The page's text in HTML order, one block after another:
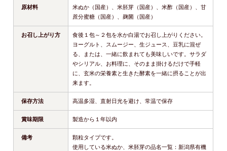
原材料
米ぬか（国産）、米胚芽（国産）、米酢（国産）、甘
蔗分蜜糖（国産）、麹菌（国産）
お召し上がり方
食後１包～２包を水か白湯でお召し上がりください。
ヨーグルト、スムージー、生ジュース、豆乳に混ぜ
る、または、一緒に飲まれても美味しいです。サラダ
やシリアル、お料理に、そのまま掛けるだけで手軽
に、玄米の栄養素と生きた酵素を一緒に摂ることが出
来ます。
保存方法 高温多湿、直射日光を避け、常温で保存
賞味期限 製造から１年以内
備考
顆粒タイプです。
使用している米ぬか、米胚芽の品名一覧：新潟県有機